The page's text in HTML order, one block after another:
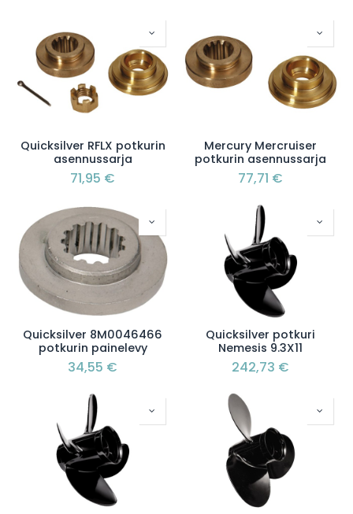
Quicksilver RFLX potkurin
asennussarja
71,95 €
Mercury Mercruiser
potkurin asennussarja
77,71 €
Quicksilver 8M0046466
potkurin painelevy
34,55 €
Quicksilver potkuri
Nemesis 9.3X11
242,73 €